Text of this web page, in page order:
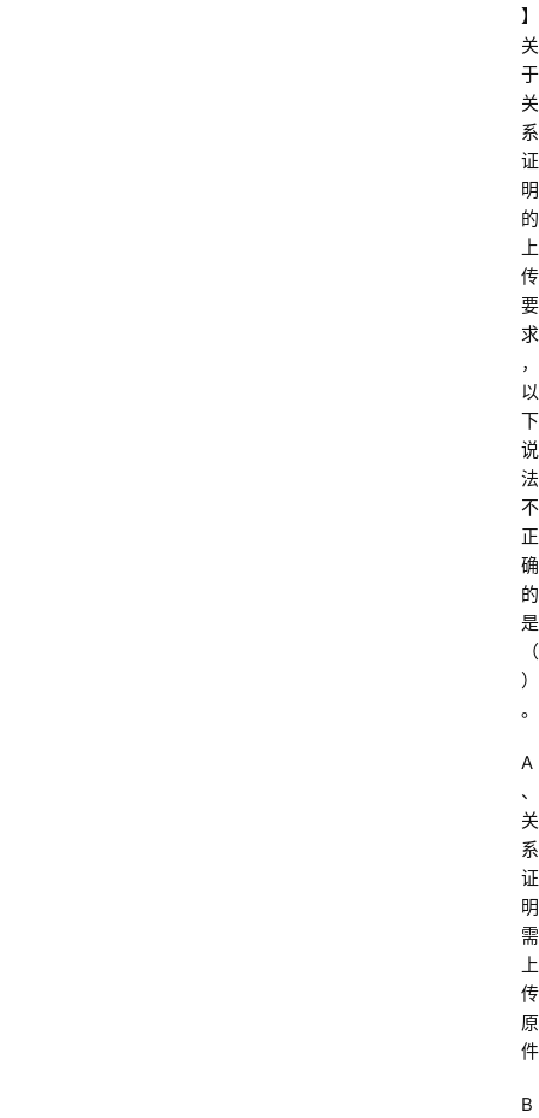
】
关
于
关
系
证
明
的
上
传
要
求
，
以
下
说
法
不
正
确
的
是
（
）
。
A
、
关
系
证
明
需
上
传
原
件
B